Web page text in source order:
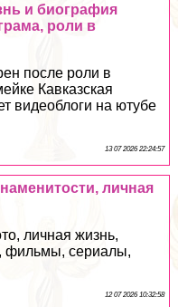
и биография
роли в
после роли в
Кавказская
видеоблоги на ютубе
13 07 2026 22:24:57
личная
личная жизнь,
фильмы, сериалы,
12 07 2026 10:32:58